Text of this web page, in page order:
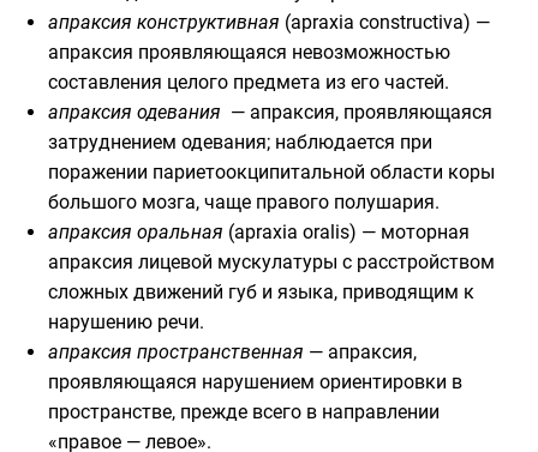
апраксия конструктивная (apraxia constructiva) —
апраксия проявляющаяся невозможностью
составления целого предмета из его частей.
апраксия одевания — апраксия, проявляющаяся
затруднением одевания; наблюдается при
поражении париетоокципитальной области коры
большого мозга, чаще правого полушария.
апраксия оральная (apraxia oralis) — моторная
апраксия лицевой мускулатуры с расстройством
сложных движений губ и языка, приводящим к
нарушению речи.
апраксия пространственная — апраксия,
проявляющаяся нарушением ориентировки в
пространстве, прежде всего в направлении
«правое — левое».